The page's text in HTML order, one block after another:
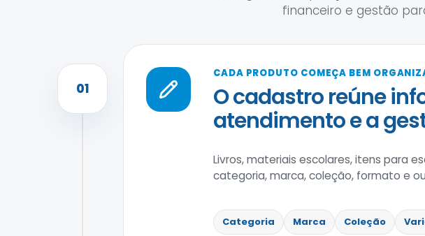
financeiro e gestão
01
CADA PRODUTO COMEÇA BEM
O cadastro reúne
atendimento e a
Livros, materiais escolares, itens para
categoria, marca, coleção, formato e
Categoria Marca Coleção